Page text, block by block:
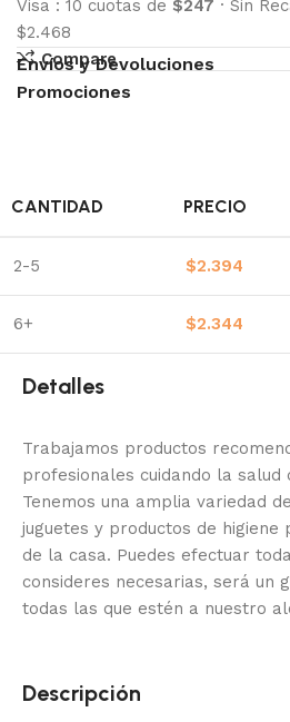
Visa : 10 cuotas de $247 · Sin
$2.468
Compare
Envíos y Devoluciones
Promociones
CANTIDAD PRECIO
2-5 $2.394
6+ $2.344
Detalles
Trabajamos productos
profesionales cuidando la salud
Tenemos una amplia variedad
juguetes y productos de higiene
de la casa. Puedes efectuar
consideres necesarias, será un
todas las que estén a nuestro
Descripción